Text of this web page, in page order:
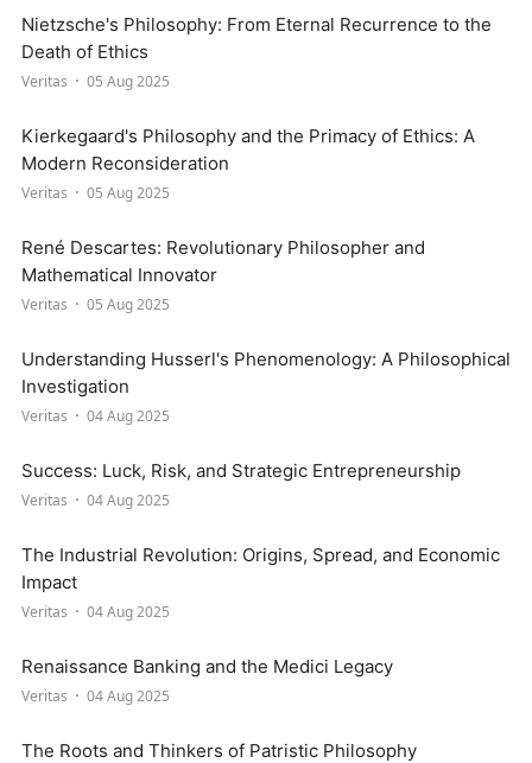
Nietzsche's Philosophy: From Eternal Recurrence to the
Death of Ethics
Veritas 05 Aug 2025
Kierkegaard's Philosophy and the Primacy of Ethics: A
Modern Reconsideration
Veritas 05 Aug 2025
René Descartes: Revolutionary Philosopher and
Mathematical Innovator
Veritas 05 Aug 2025
Understanding Husserl's Phenomenology: A Philosophical
Investigation
Veritas 04 Aug 2025
Success: Luck, Risk, and Strategic Entrepreneurship
Veritas 04 Aug 2025
The Industrial Revolution: Origins, Spread, and Economic
Impact
Veritas 04 Aug 2025
Renaissance Banking and the Medici Legacy
Veritas 04 Aug 2025
The Roots and Thinkers of Patristic Philosophy